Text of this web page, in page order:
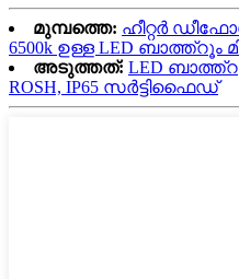
മുമ്പത്തെ: ഹീറ്റർ
6500k ഉള്ള LED ബാത്ത്റൂം
അടുത്തത്: LED
ROSH, IP65 സർട്ടിഫൈഡ്